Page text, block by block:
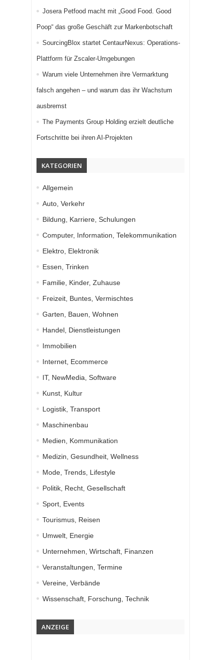
Josera Petfood macht mit „Good Food. Good
Poop“ das große Geschäft zur Markenbotschaft
SourcingBlox startet CentaurNexus: Operations-
Plattform für Zscaler-Umgebungen
Warum viele Unternehmen ihre Vermarktung
falsch angehen – und warum das ihr Wachstum
ausbremst
The Payments Group Holding erzielt deutliche
Fortschritte bei ihren AI-Projekten
KATEGORIEN
Allgemein
Auto, Verkehr
Bildung, Karriere, Schulungen
Computer, Information, Telekommunikation
Elektro, Elektronik
Essen, Trinken
Familie, Kinder, Zuhause
Freizeit, Buntes, Vermischtes
Garten, Bauen, Wohnen
Handel, Dienstleistungen
Immobilien
Internet, Ecommerce
IT, NewMedia, Software
Kunst, Kultur
Logistik, Transport
Maschinenbau
Medien, Kommunikation
Medizin, Gesundheit, Wellness
Mode, Trends, Lifestyle
Politik, Recht, Gesellschaft
Sport, Events
Tourismus, Reisen
Umwelt, Energie
Unternehmen, Wirtschaft, Finanzen
Veranstaltungen, Termine
Vereine, Verbände
Wissenschaft, Forschung, Technik
ANZEIGE